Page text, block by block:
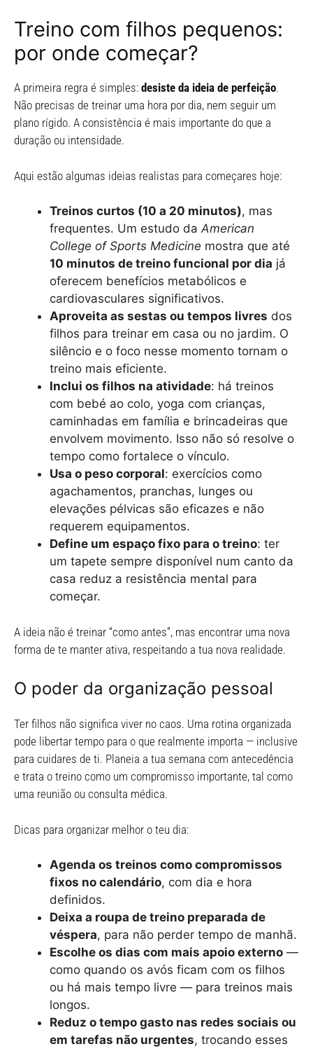
Treino com filhos pequenos:
por onde começar?
A primeira regra é simples: desiste da ideia de perfeição.
Não precisas de treinar uma hora por dia, nem seguir um
plano rígido. A consistência é mais importante do que a
duração ou intensidade.
Aqui estão algumas ideias realistas para começares hoje:
Treinos curtos (10 a 20 minutos), mas
frequentes. Um estudo daAmerican
College of Sports Medicine mostra que até
10 minutos de treino funcional por dia já
oferecem benefícios metabólicos e
cardiovasculares significativos.
Aproveita as sestas ou tempos livres dos
filhos para treinar em casa ou no jardim. O
silêncio e o foco nesse momento tornam o
treino mais eficiente.
Inclui os filhos na atividade: há treinos
com bebé ao colo, yoga com crianças,
caminhadas em família e brincadeiras que
envolvem movimento. Isso não só resolve o
tempo como fortalece o vínculo.
Usa o peso corporal: exercícios como
agachamentos, pranchas, lunges ou
elevações pélvicas são eficazes e não
requerem equipamentos.
Define um espaço fixo para o treino: ter
um tapete sempre disponível num canto da
casa reduz a resistência mental para
começar.
A ideia não é treinar “como antes”, mas encontrar uma nova
forma de te manter ativa, respeitando a tua nova realidade.
O poder da organização pessoal
Ter filhos não significa viver no caos. Uma rotina organizada
pode libertar tempo para o que realmente importa — inclusive
para cuidares de ti. Planeia a tua semana com antecedência
e trata o treino como um compromisso importante, tal como
uma reunião ou consulta médica.
Dicas para organizar melhor o teu dia:
Agenda os treinos como compromissos
fixos no calendário, com dia e hora
definidos.
Deixa a roupa de treino preparada de
véspera, para não perder tempo de manhã.
Escolhe os dias com mais apoio externo —
como quando os avós ficam com os filhos
ou há mais tempo livre — para treinos mais
longos.
Reduz o tempo gasto nas redes sociais ou
em tarefas não urgentes, trocando esses